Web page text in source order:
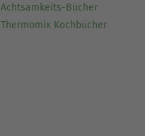
Achtsamkeits-Bücher
Thermomix Kochbücher